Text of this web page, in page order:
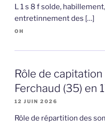
L 1 s 8 f solde,
entretinnement des […]
OH
Rôle de
Ferchaud (35) en
12 JUIN 2026
Rôle de répartition des